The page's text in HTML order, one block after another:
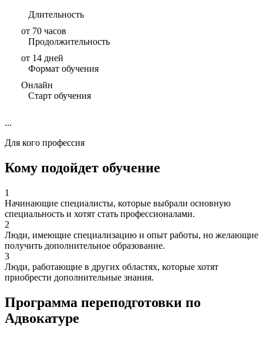
Длительность
от 70 часов
Продолжительность
от 14 дней
Формат обучения
Онлайн
Старт обучения
...
Для кого профессия
Кому подойдет обучение
1
Начинающие специалисты, которые выбрали основную
специальность и хотят стать профессионалами.
2
Люди, имеющие специализацию и опыт работы, но желающие
получить дополнительное образование.
3
Люди, работающие в других областях, которые хотят
приобрести дополнительные знания.
Программа переподготовки по
Адвокатуре